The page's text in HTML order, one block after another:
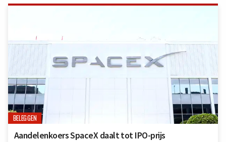
BELEGGEN
Aandelenkoers SpaceX daalt tot IPO-prijs